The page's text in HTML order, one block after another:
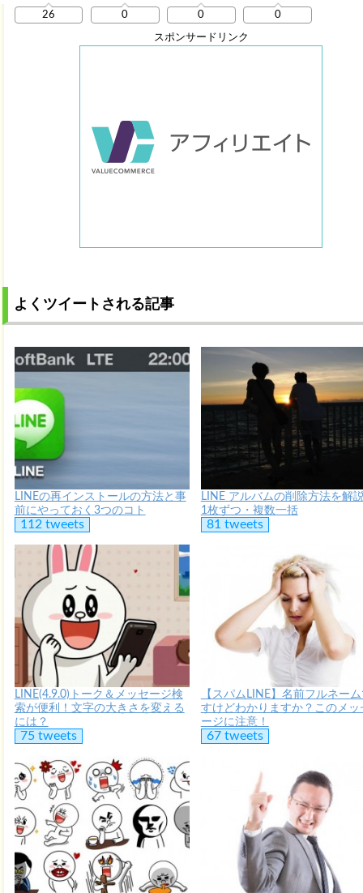
26 0 0 0
スポンサードリンク
よくツイートされる記事
LINEの再インストールの方法と事
前にやっておく3つのコト
112 tweets
LINE アルバムの削除方法を解
1枚ずつ・複数一括
81 tweets
LINE(4.9.0)トーク＆メッセージ検
索が便利！文字の大きさを変える
には？
75 tweets
【スパムLINE】名前フルネー
すけどわかりますか？このメッ
ージに注意！
67 tweets